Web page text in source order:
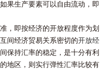
果生产要素可以自由流动，即
，即按经济的开放程度作为划
间经济贸易关系密切的开放经
保持汇率的稳定，是十分有利
地区，则实行弹性汇率比较有